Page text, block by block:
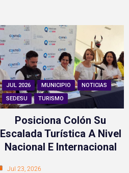
JUL 2026 MUNICIPIO
NOTICIAS
SEDESU
TURISMO
Posiciona Colón Su
Escalada Turística A Nivel
Nacional E Internacional
Jul 23, 2026